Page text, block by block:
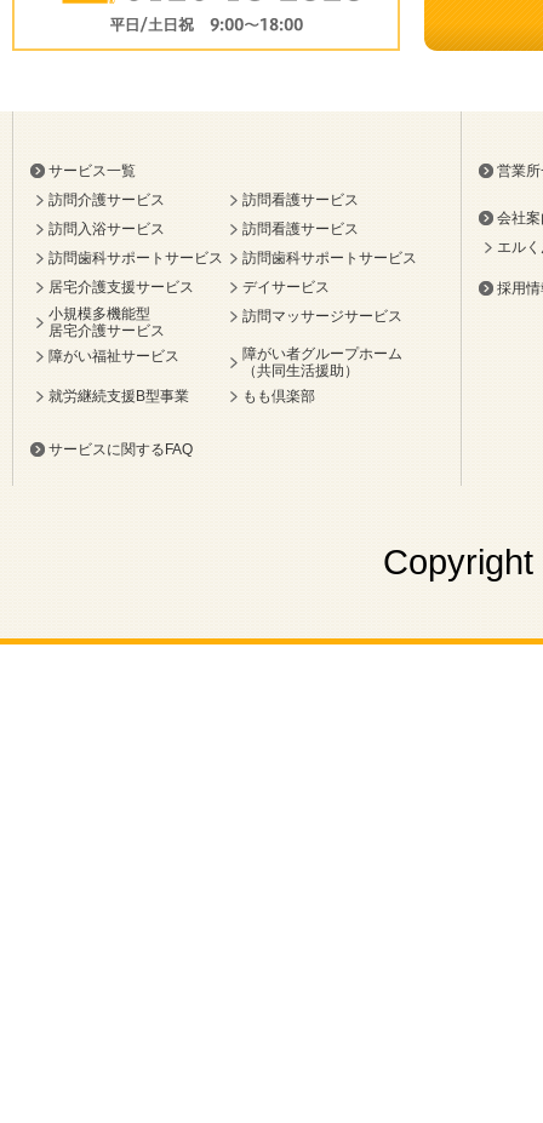
サービス一覧
訪問介護サービス
訪問看護サービス
訪問入浴サービス
訪問看護サービス
訪問歯科サポートサービス
訪問歯科サポートサービス
居宅介護支援サービス
デイサービス
小規模多機能型
居宅介護サービス
訪問マッサージサービス
障がい福祉サービス
障がい者グループホーム
（共同生活援助）
就労継続支援B型事業
もも倶楽部
サービスに関するFAQ
営業
会社
エル
採用